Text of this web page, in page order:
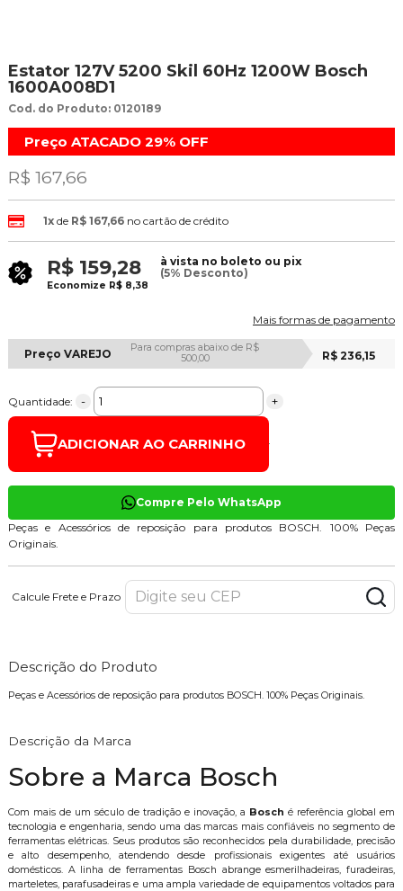
Estator 127V 5200 Skil 60Hz 1200W Bosch
1600A008D1
Cod. do Produto: 0120189
Preço ATACADO 29% OFF
R$ 167,66
1xde R$ 167,66 no cartão de crédito
R$ 159,28
à vista no boleto ou pix
(5% Desconto)
Economize R$ 8,38
Mais formas de pagamento
Preço VAREJO
Para compras abaixo de R$
500,00
R$ 236,15
Quantidade: - +
ADICIONAR AO CARRINHO
Compre Pelo WhatsApp
Peças e Acessórios de reposição para produtos BOSCH. 100% Peças
Originais.
Calcule Frete e Prazo
Descrição do Produto
Peças e Acessórios de reposição para produtos BOSCH. 100% Peças Originais.
Descrição da Marca
Sobre a Marca Bosch
Com mais de um século de tradição e inovação, a Bosch é referência global em
tecnologia e engenharia, sendo uma das marcas mais confiáveis no segmento de
ferramentas elétricas. Seus produtos são reconhecidos pela durabilidade, precisão
e alto desempenho, atendendo desde profissionais exigentes até usuários
domésticos. A linha de ferramentas Bosch abrange esmerilhadeiras, furadeiras,
marteletes, parafusadeiras e uma ampla variedade de equipamentos voltados para